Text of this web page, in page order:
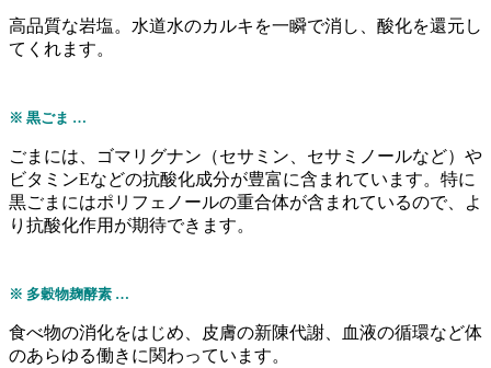
高品質な岩塩。水道水のカルキを一瞬で消し、酸化を還元し
てくれます。
※ 黒ごま …
ごまには、ゴマリグナン（セサミン、セサミノールなど）や
ビタミンEなどの抗酸化成分が豊富に含まれています。特に
黒ごまにはポリフェノールの重合体が含まれているので、よ
り抗酸化作用が期待できます。
※ 多穀物麹酵素 …
食べ物の消化をはじめ、皮膚の新陳代謝、血液の循環など体
のあらゆる働きに関わっています。